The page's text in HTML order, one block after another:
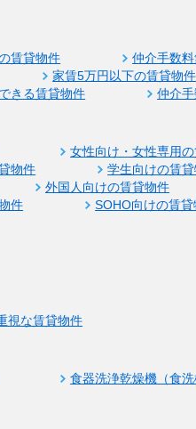
賃貸物件 仲介手数
家賃5万円以下の賃貸物件
きる賃貸物件
仲介
女性向け・女性専用
物件
学生向けの賃
外国人向けの賃貸物件
件
SOHO向けの賃貸
視な賃貸物件
食器洗浄乾燥機（食